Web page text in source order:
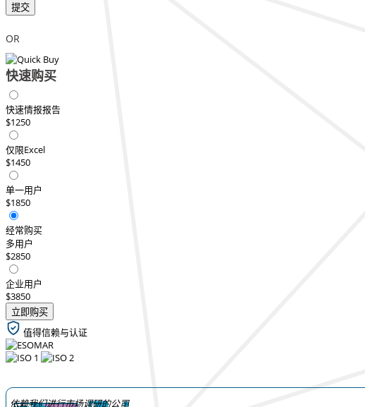
提交
OR
快速购买
快速情报报告
$1250
仅限Excel
$1450
单一用户
$1850
经常购买
多用户
$2850
企业用户
$3850
立即购买
值得信赖与认证
依赖我们进行市场调研的公司